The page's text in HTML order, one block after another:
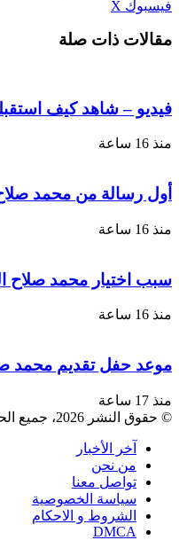
فيسبوك ‫X
البريد
مقالات ذات صلة
فيديو – شاهد كيف
منذ 16 ساعة
أول رسالة من محمد
منذ 16 ساعة
سبب اختيار محمد صلاح الرقم 61 مع
منذ 16 ساعة
موعد حفل تقديم محمد
منذ 17 ساعة
© حقوق النشر 2026، جميع الحقوق محفوظة |
آخر الأخبار
من نحن
تواصل معنا
سياسة الخصوصية
الشروط و الاحكام
DMCA